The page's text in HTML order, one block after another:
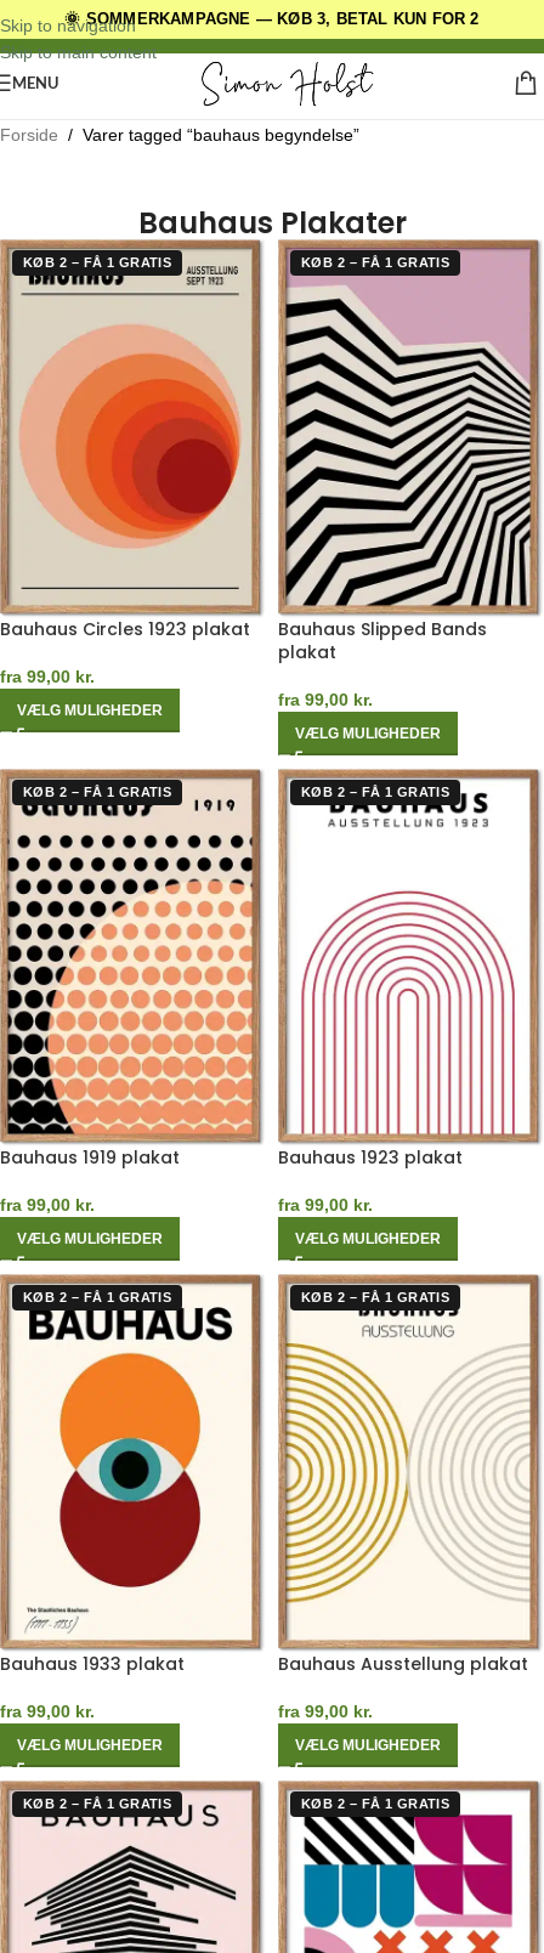
🌞 SOMMERKAMPAGNE — KØB 3, BETAL KUN FOR 2
Skip to navigation
Skip to main content
DANSKE ORIGINALE DESIGNS
MENU
Forside / Varer tagged “bauhaus begyndelse”
Bauhaus Plakater
KØB 2 – FÅ 1 GRATIS
Bauhaus Circles 1923 plakat
fra 99,00 kr.
VÆLG MULIGHEDER
KØB 2 – FÅ 1 GRATIS
Bauhaus Slipped Bands
plakat
fra 99,00 kr.
VÆLG MULIGHEDER
KØB 2 – FÅ 1 GRATIS
Bauhaus 1919 plakat
fra 99,00 kr.
VÆLG MULIGHEDER
KØB 2 – FÅ 1 GRATIS
Bauhaus 1923 plakat
fra 99,00 kr.
VÆLG MULIGHEDER
KØB 2 – FÅ 1 GRATIS
Bauhaus 1933 plakat
fra 99,00 kr.
VÆLG MULIGHEDER
KØB 2 – FÅ 1 GRATIS
Bauhaus Ausstellung plakat
fra 99,00 kr.
VÆLG MULIGHEDER
KØB 2 – FÅ 1 GRATIS KØB 2 – FÅ 1 GRATIS